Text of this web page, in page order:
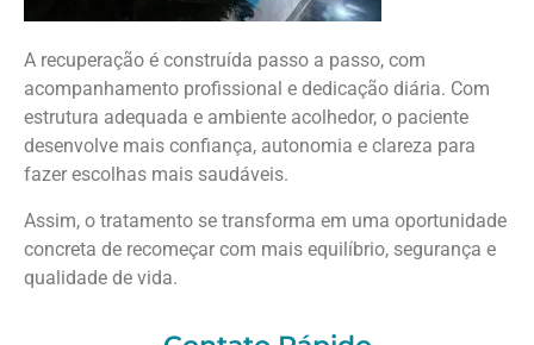
A recuperação é construída passo a passo, com
acompanhamento profissional e dedicação diária. Com
estrutura adequada e ambiente acolhedor, o paciente
desenvolve mais confiança, autonomia e clareza para
fazer escolhas mais saudáveis.
Assim, o tratamento se transforma em uma oportunidade
concreta de recomeçar com mais equilíbrio, segurança e
qualidade de vida.